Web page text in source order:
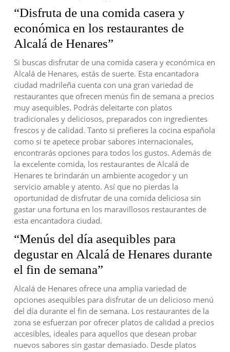
“Disfruta de una comida casera y
económica en los restaurantes de
Alcalá de Henares”
Si buscas disfrutar de una comida casera y económica en
Alcalá de Henares, estás de suerte. Esta encantadora
ciudad madrileña cuenta con una gran variedad de
restaurantes que ofrecen menús fin de semana a precios
muy asequibles. Podrás deleitarte con platos
tradicionales y deliciosos, preparados con ingredientes
frescos y de calidad. Tanto si prefieres la cocina española
como si te apetece probar sabores internacionales,
encontrarás opciones para todos los gustos. Además de
la excelente comida, los restaurantes de Alcalá de
Henares te brindarán un ambiente acogedor y un
servicio amable y atento. Así que no pierdas la
oportunidad de disfrutar de una comida deliciosa sin
gastar una fortuna en los maravillosos restaurantes de
esta encantadora ciudad.
“Menús del día asequibles para
degustar en Alcalá de Henares durante
el fin de semana”
Alcalá de Henares ofrece una amplia variedad de
opciones asequibles para disfrutar de un delicioso menú
del día durante el fin de semana. Los restaurantes de la
zona se esfuerzan por ofrecer platos de calidad a precios
accesibles, ideales para aquellos que desean probar
nuevos sabores sin gastar demasiado. Desde platos